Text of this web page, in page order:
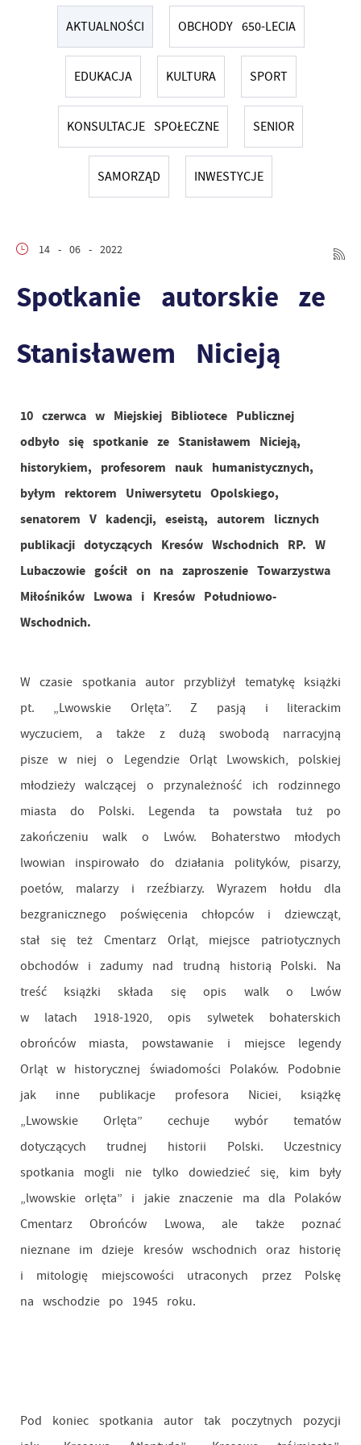
AKTUALNOŚCI OBCHODY 650-LECIA
EDUKACJA KULTURA SPORT
KONSULTACJE SPOŁECZNE SENIOR
SAMORZĄD INWESTYCJE
14 - 06 - 2022
Spotkanie autorskie ze
Stanisławem Nicieją
10 czerwca w Miejskiej Bibliotece Publicznej
odbyło się spotkanie ze Stanisławem Nicieją,
historykiem, profesorem nauk humanistycznych,
byłym rektorem Uniwersytetu Opolskiego,
senatorem V kadencji, eseistą, autorem licznych
publikacji dotyczących Kresów Wschodnich RP. W
Lubaczowie gościł on na zaproszenie Towarzystwa
Miłośników Lwowa i Kresów Południowo-
Wschodnich.
W czasie spotkania autor przybliżył tematykę książki
pt. „Lwowskie Orlęta”. Z pasją i literackim
wyczuciem, a także z dużą swobodą narracyjną
pisze w niej o Legendzie Orląt Lwowskich, polskiej
młodzieży walczącej o przynależność ich rodzinnego
miasta do Polski. Legenda ta powstała tuż po
zakończeniu walk o Lwów. Bohaterstwo młodych
lwowian inspirowało do działania polityków, pisarzy,
poetów, malarzy i rzeźbiarzy. Wyrazem hołdu dla
bezgranicznego poświęcenia chłopców i dziewcząt,
stał się też Cmentarz Orląt, miejsce patriotycznych
obchodów i zadumy nad trudną historią Polski. Na
treść książki składa się opis walk o Lwów
w latach 1918-1920, opis sylwetek bohaterskich
obrońców miasta, powstawanie i miejsce legendy
Orląt w historycznej świadomości Polaków. Podobnie
jak inne publikacje profesora Niciei, książkę
„Lwowskie Orlęta” cechuje wybór tematów
dotyczących trudnej historii Polski. Uczestnicy
spotkania mogli nie tylko dowiedzieć się, kim były
„lwowskie orlęta” i jakie znaczenie ma dla Polaków
Cmentarz Obrońców Lwowa, ale także poznać
nieznane im dzieje kresów wschodnich oraz historię
i mitologię miejscowości utraconych przez Polskę
na wschodzie po 1945 roku.
Pod koniec spotkania autor tak poczytnych pozycji